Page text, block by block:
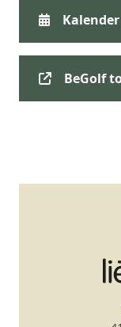
Kalender
BeGolf